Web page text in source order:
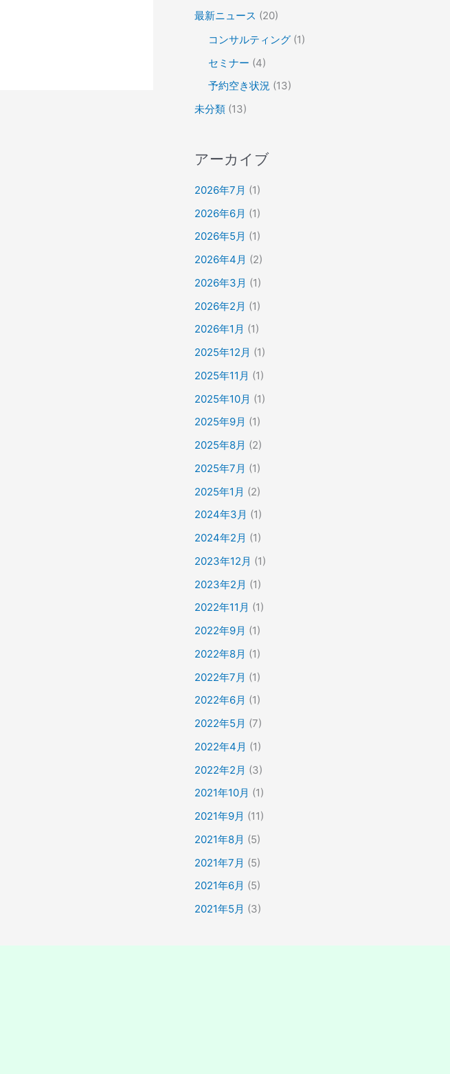
最新ニュース (20)
コンサルティング (1)
セミナー (4)
予約空き状況 (13)
未分類 (13)
アーカイブ
2026年7月 (1)
2026年6月 (1)
2026年5月 (1)
2026年4月 (2)
2026年3月 (1)
2026年2月 (1)
2026年1月 (1)
2025年12月 (1)
2025年11月 (1)
2025年10月 (1)
2025年9月 (1)
2025年8月 (2)
2025年7月 (1)
2025年1月 (2)
2024年3月 (1)
2024年2月 (1)
2023年12月 (1)
2023年2月 (1)
2022年11月 (1)
2022年9月 (1)
2022年8月 (1)
2022年7月 (1)
2022年6月 (1)
2022年5月 (7)
2022年4月 (1)
2022年2月 (3)
2021年10月 (1)
2021年9月 (11)
2021年8月 (5)
2021年7月 (5)
2021年6月 (5)
2021年5月 (3)